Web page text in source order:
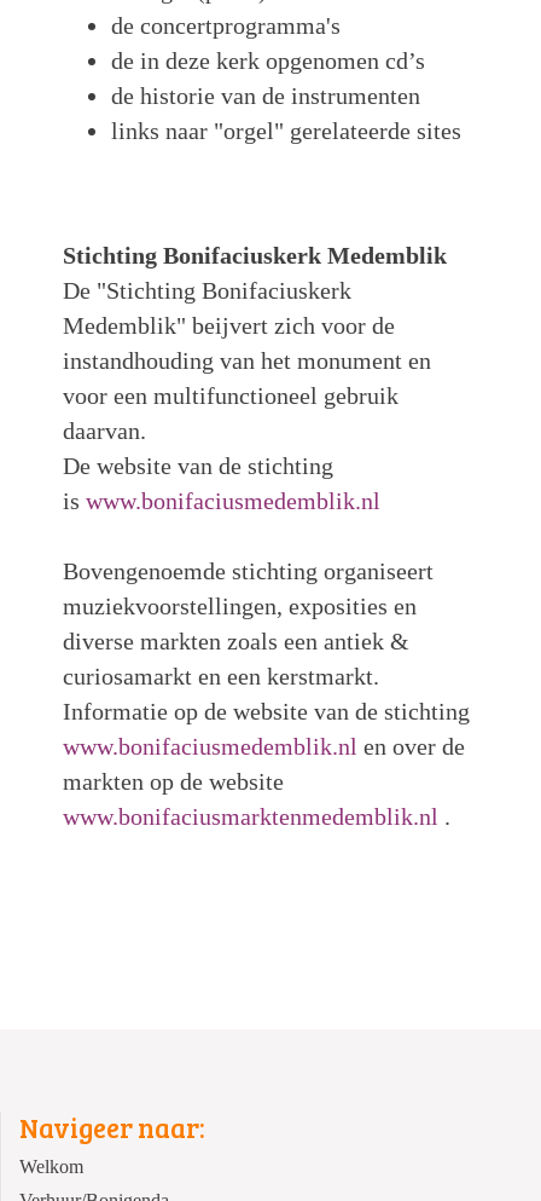
de concertprogramma's
de in deze kerk opgenomen cd’s
de historie van de instrumenten
links naar "orgel" gerelateerde sites
Stichting Bonifaciuskerk Medemblik
De "Stichting Bonifaciuskerk
Medemblik" beijvert zich voor de
instandhouding van het monument en
voor een multifunctioneel gebruik
daarvan.
De website van de stichting
is www.bonifaciusmedemblik.nl
Bovengenoemde stichting organiseert
muziekvoorstellingen, exposities en
diverse markten zoals een antiek &
curiosamarkt en een kerstmarkt.
Informatie op de website van de stichting
www.bonifaciusmedemblik.nl en over de
markten op de website
www.bonifaciusmarktenmedemblik.nl .
Navigeer naar:
Welkom